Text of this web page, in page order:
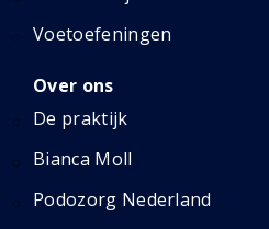
Voetoefeningen
Over ons
De praktijk
Bianca Moll
Podozorg Nederland